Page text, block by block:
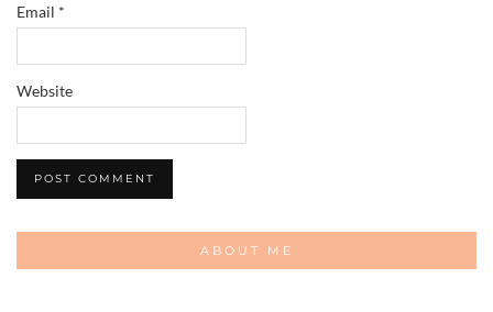
Email *
Website
ABOUT ME